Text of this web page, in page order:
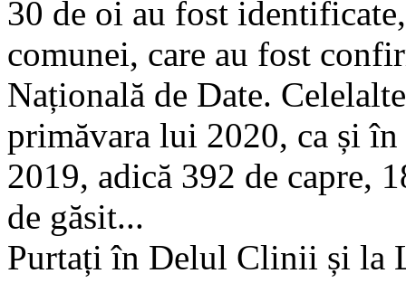
30 de oi au fost
comunei, care au fost
Națională de Date.
primăvara lui 2020, ca și
2019, adică 392 de capre,
de găsit...
Purtați în Delul Clinii și la